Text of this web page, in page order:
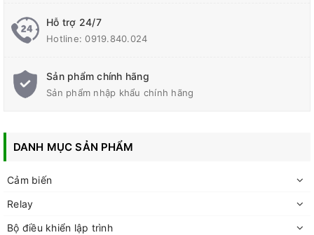
Hỗ trợ 24/7
Hotline:0919.840.024
Sản phẩm chính hãng
Sản phẩm nhập khẩu chính hãng
DANH MỤC SẢN PHẨM
Cảm biến
Relay
Bộ điều khiển lập trình